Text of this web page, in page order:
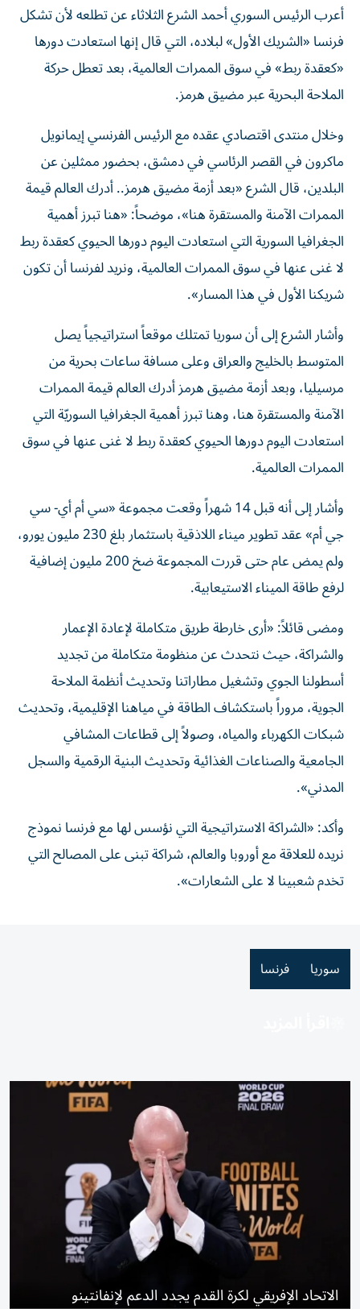
أعرب الرئيس السوري أحمد الشرع الثلاثاء عن تطلعه لأن تشكل
فرنسا «الشريك الأول» لبلاده، التي قال إنها استعادت دورها
«كعقدة ربط» في سوق الممرات العالمية، بعد تعطل حركة
الملاحة البحرية عبر مضيق هرمز.
وخلال منتدى اقتصادي عقده مع الرئيس الفرنسي إيمانويل
ماكرون في القصر الرئاسي في دمشق، بحضور ممثلين عن
البلدين، قال الشرع «بعد أزمة مضيق هرمز.. أدرك العالم قيمة
الممرات الآمنة والمستقرة هنا»، موضحاً: «هنا تبرز أهمية
الجغرافيا السورية التي استعادت اليوم دورها الحيوي كعقدة ربط
لا غنى عنها في سوق الممرات العالمية، ونريد لفرنسا أن تكون
شريكنا الأول في هذا المسار».
وأشار الشرع إلى أن سوريا تمتلك موقعاً استراتيجياً يصل
المتوسط بالخليج والعراق وعلى مسافة ساعات بحرية من
مرسيليا، وبعد أزمة مضيق هرمز أدرك العالم قيمة الممرات
الآمنة والمستقرة هنا، وهنا تبرز أهمية الجغرافيا السوريّة التي
استعادت اليوم دورها الحيوي كعقدة ربط لا غنى عنها في سوق
الممرات العالمية.
وأشار إلى أنه قبل 14 شهراً وقعت مجموعة «سي أم أي- سي
جي أم» ‏عقد تطوير ميناء اللاذقية باستثمار بلغ 230 مليون يورو،
ولم يمض عام ‏حتى قررت المجموعة ضخ 200 مليون إضافية
لرفع طاقة الميناء ‏الاستيعابية.‏
ومضى قائلاً: «أرى خارطة طريق متكاملة لإعادة الإعمار
والشراكة، حيث ‏نتحدث عن منظومة متكاملة من تجديد
أسطولنا الجوي وتشغيل مطاراتنا ‏وتحديث أنظمة الملاحة
الجوية، مروراً باستكشاف الطاقة في مياهنا ‏الإقليمية، وتحديث
شبكات الكهرباء والمياه، وصولاً إلى قطاعات المشافي
‏الجامعية والصناعات الغذائية وتحديث البنية الرقمية والسجل
المدني».‏
وأكد: «الشراكة الاستراتيجية التي نؤسس لها مع فرنسا نموذج
‏نريده للعلاقة مع أوروبا والعالم، شراكة تبنى على المصالح التي
تخدم شعبينا ‏لا على الشعارات».‏
سوريا فرنسا
الاتحاد الإفريقي لكرة القدم يجدد الدعم لإنفانتينو